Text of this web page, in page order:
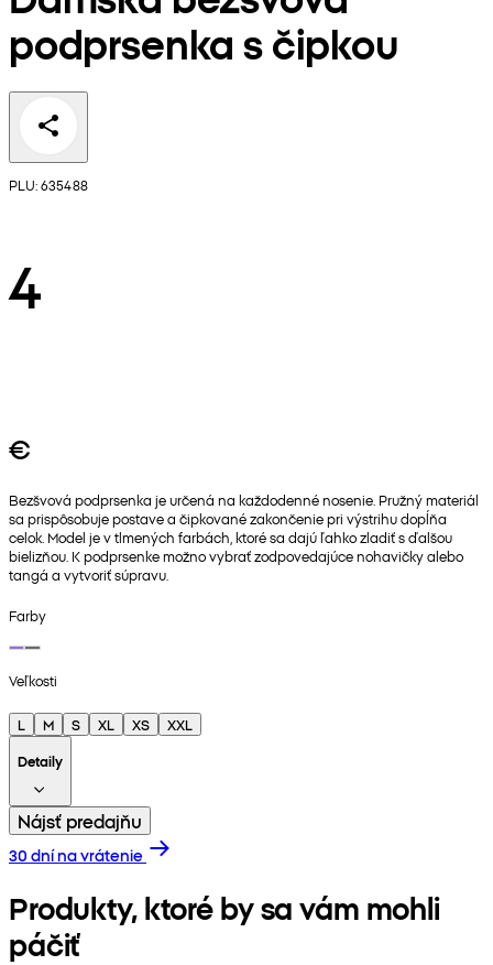
podprsenka s čipkou
PLU: 635488
4
€
Bezšvová podprsenka je určená na každodenné nosenie. Pružný materiál
sa prispôsobuje postave a čipkované zakončenie pri výstrihu dopĺňa
celok. Model je v tlmených farbách, ktoré sa dajú ľahko zladiť s ďalšou
bielizňou. K podprsenke možno vybrať zodpovedajúce nohavičky alebo
tangá a vytvoriť súpravu.
Farby
Veľkosti
L M S XL XS
XXL
Detaily
Nájsť predajňu
30 dní na vrátenie
Produkty, ktoré by sa vám mohli
páčiť